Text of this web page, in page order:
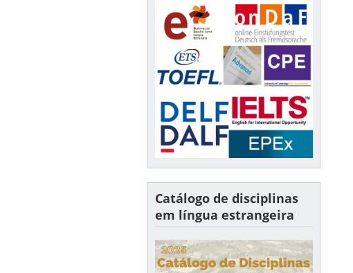
Catálogo de disciplinas
em língua estrangeira